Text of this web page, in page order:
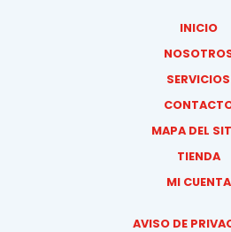
INICIO
SERVICIOS
MAPA DEL
TIENDA
MI CUENTA
AVISO DE